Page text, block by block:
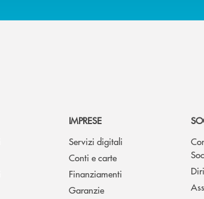
IMPRESE
Servizi digitali
Conti e carte
Finanziamenti
Garanzie